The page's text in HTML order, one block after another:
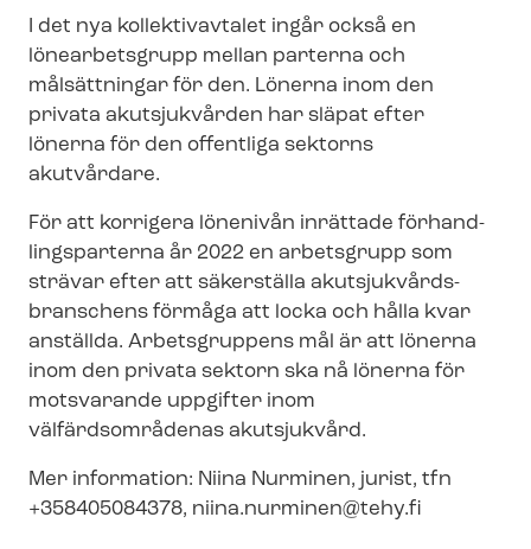
I det nya kollektivavtalet ingår också en
lönearbetsgrupp mellan parterna och
målsättningar för den. Lönerna inom den
privata akutsjukvården har släpat efter
lönerna för den offentliga sektorns
akutvårdare.
För att korrigera lönenivån inrättade för­hand­
lings­par­ter­na år 2022 en arbetsgrupp som
strävar efter att säkerställa akut­sjuk­vårds­
bran­schens förmåga att locka och hålla kvar
anställda. Arbetsgruppens mål är att lönerna
inom den privata sektorn ska nå lönerna för
motsvarande uppgifter inom
välfärdsområdenas akutsjukvård.
Mer information: Niina Nurminen, jurist, tfn
+358405084378, niina.nurminen@tehy.fi